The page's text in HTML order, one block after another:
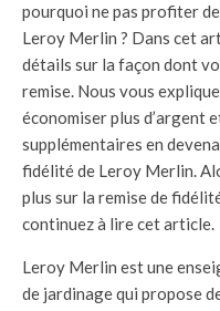
pourquoi ne pas profiter
Leroy Merlin ? Dans cet
détails sur la façon dont
remise. Nous vous
économiser plus d’argent
supplémentaires en
fidélité de Leroy Merlin.
plus sur la remise de
continuez à lire cet article.
Leroy Merlin est une
de jardinage qui propose